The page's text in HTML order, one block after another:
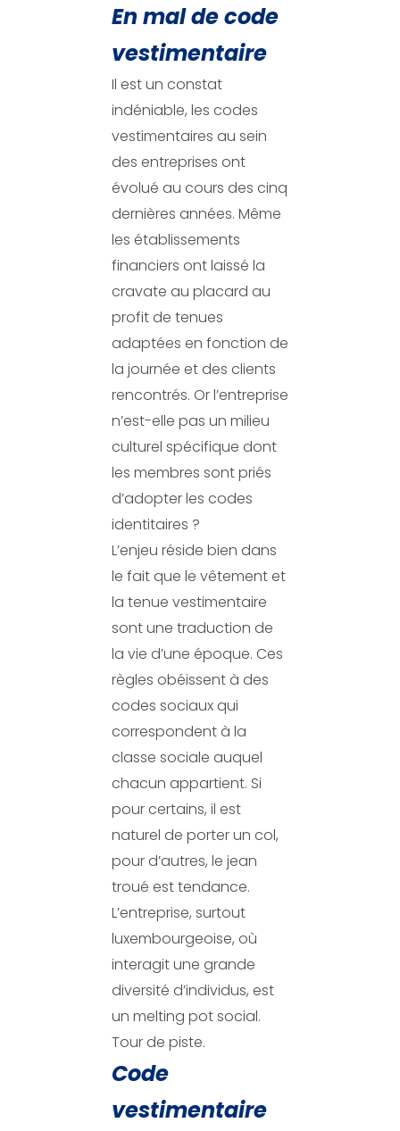
En mal de code
vestimentaire
Il est un constat
indéniable, les codes
vestimentaires au sein
des entreprises ont
évolué au cours des cinq
dernières années. Même
les établissements
financiers ont laissé la
cravate au placard au
profit de tenues
adaptées en fonction de
la journée et des clients
rencontrés. Or l’entreprise
n’est-elle pas un milieu
culturel spécifique dont
les membres sont priés
d’adopter les codes
identitaires ?
L’enjeu réside bien dans
le fait que le vêtement et
la tenue vestimentaire
sont une traduction de
la vie d’une époque. Ces
règles obéissent à des
codes sociaux qui
correspondent à la
classe sociale auquel
chacun appartient. Si
pour certains, il est
naturel de porter un col,
pour d’autres, le jean
troué est tendance.
L’entreprise, surtout
luxembourgeoise, où
interagit une grande
diversité d’individus, est
un melting pot social.
Tour de piste.
Code
vestimentaire